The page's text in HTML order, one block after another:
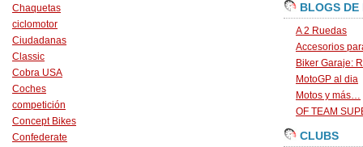
Chaquetas
ciclomotor
Ciudadanas
Classic
Cobra USA
Coches
competición
Concept Bikes
Confederate
BLOGS DE
A 2 Ruedas
Accesorios
Biker Garaje:
MotoGP al dia
Motos y más…
OF TEAM
CLUBS